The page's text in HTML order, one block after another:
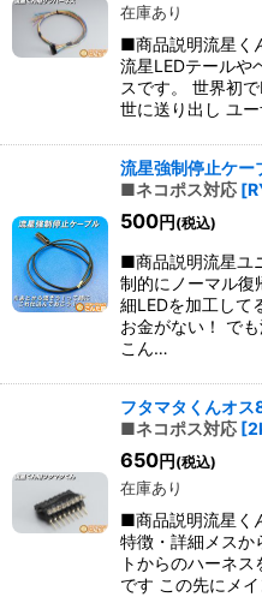
在庫あり
■商品説明流星く
流星LEDテールや
スです。 世界初
世に送り出し ユ
流星強制停止ケー
■ネコポス対応 [
500円 (税込)
■商品説明流星ユ
制的にノーマル
細LEDを加工して
お金がない！ で
こん…
フタマタくんオス
■ネコポス対応 [
650円 (税込)
在庫あり
■商品説明流星く
特徴・詳細メスか
トからのハーネ
です この先にメ